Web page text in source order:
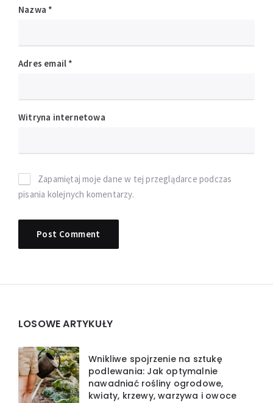
Nazwa *
Adres email *
Witryna internetowa
Zapamiętaj moje dane w tej przeglądarce podczas
pisania kolejnych komentarzy.
Widgets
LOSOWE ARTYKUŁY
Wnikliwe spojrzenie na sztukę
podlewania: Jak optymalnie
nawadniać rośliny ogrodowe,
kwiaty, krzewy, warzywa i owoce